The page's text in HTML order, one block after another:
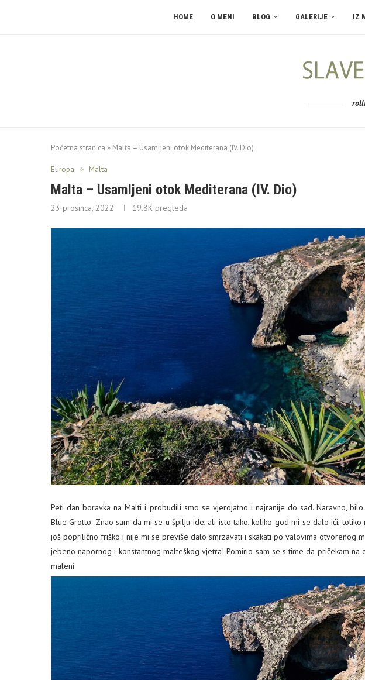
HOME O MENI BLOG GALERIJE IZ
Početna stranica » Malta – Usamljeni otok Mediterana (IV. Dio)
Europa Malta
Malta – Usamljeni otok Mediterana (IV. Dio)
23 prosinca, 2022 19.8K pregleda
Peti dan boravka na Malti i probudili smo se vjerojatno i najranije do sad. Naravno,
Blue Grotto. Znao sam da mi se u špilju ide, ali isto tako, koliko god mi se dalo ići,
još poprilično friško i nije mi se previše dalo smrzavati i skakati po valovima otvorenog
jebeno napornog i konstantnog malteškog vjetra! Pomirio sam se s time da pričekam na
maleni